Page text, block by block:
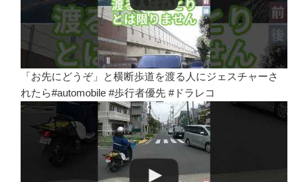
「お先にどうぞ」と横断歩道を渡る人にジェスチャーさ
れたら#automobile #歩行者優先 #ドラレコ